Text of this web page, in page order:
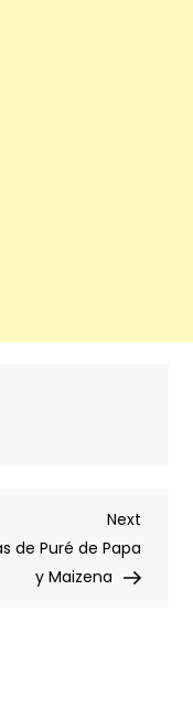
Next
Post
Next
de Puré de Papa
y Maizena